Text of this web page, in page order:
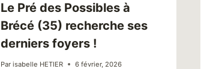
Le Pré des Possibles à
Brécé (35) recherche ses
derniers foyers !
Par isabelle HETIER 6 février, 2026